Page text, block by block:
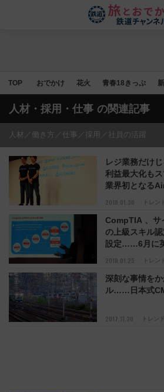
TOP おでかけ 花火 青春18きっぷ
人材・採用・仕事 の関連記事
人材／働き方／仕事／採用／社員の活躍
2018.01.30 トレンド
レジ業務だけ
利益最大化も
業界初となる
2018.01.25 トレンド
CompTIA 、サ
の上級スキル
設定……6月に
2017.11.30 トレンド
深刻な事情を
ル……日本式